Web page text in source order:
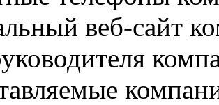
веб-сайт